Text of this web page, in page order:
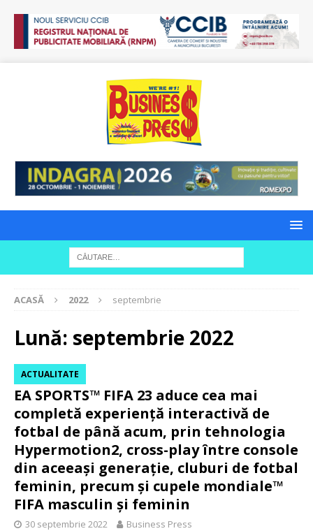
ACASĂ 2022 septembrie
Lună: septembrie 2022
ACTUALITATE
EA SPORTS™ FIFA 23 aduce cea mai
completă experiență interactivă de
fotbal de până acum, prin tehnologia
Hypermotion2, cross-play între console
din aceeași generație, cluburi de fotbal
feminin, precum și cupele mondiale™
FIFA masculin și feminin
30 septembrie 2022 Business Press